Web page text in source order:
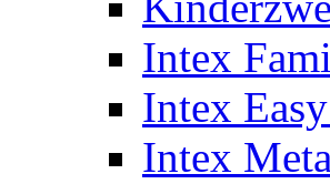
Intex
Intex
Intex